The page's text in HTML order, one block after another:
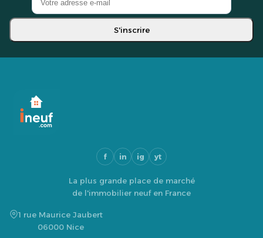
S'inscrire
f in ig yt
La plus grande place de marché
de l'immobilier neuf en France
1 rue Maurice Jaubert
06000 Nice